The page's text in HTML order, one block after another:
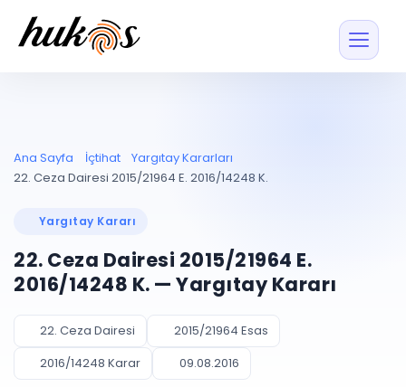
Entegrasyonu
UYAP ile otomatik
UYAP Evrak
Entegrasyonu
UETS Entegrasyonu
Tebligatları anında
Müvekkil ve taraf
Vekalet
PLANLAMA & TAKİP
Pano ve Takip
AKILLI & FİNANS
Blog
Ücretsiz Başlayın Giriş Yap
Ana Sayfa İçtihat
Yargıtay Kararları
22. Ceza Dairesi 2015/21964 E. 2016/14248 K.
Yargıtay Kararı
22. Ceza Dairesi 2015/21964 E.
2016/14248 K. — Yargıtay Kararı
22. Ceza Dairesi
2015/21964 Esas
2016/14248 Karar
09.08.2016